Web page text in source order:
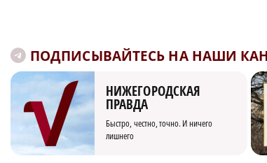
ПОДПИСЫВАЙТЕСЬ НА НАШИ
НИЖЕГОРОДСКАЯ
ПРАВДА
Быстро, честно, точно. И ничего
лишнего